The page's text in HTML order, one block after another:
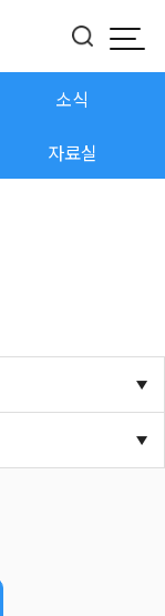
모
버튼
소식
자료실